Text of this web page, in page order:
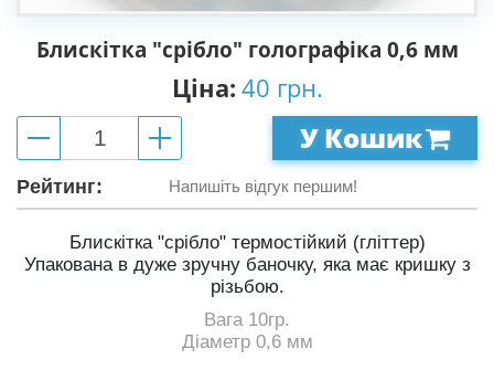
Блискітка "срібло" голографіка 0,6 мм
Ціна: 40 грн.
У Кошик
Рейтинг: Напишіть відгук першим!
Блискітка "срібло" термостійкий (гліттер)
Упакована в дуже зручну баночку, яка має кришку з
різьбою.
Вага 10гр.
Діаметр 0,6 мм